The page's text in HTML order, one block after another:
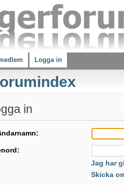
Logga in
in
Jag har
Skicka